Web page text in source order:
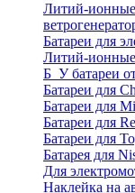
Литий-ионные
Батареи для
Литий-ионные
Б_У батареи
Батареи для
Батареи для
Батареи для
Батареи для
Батарея для
Для
Наклейка на